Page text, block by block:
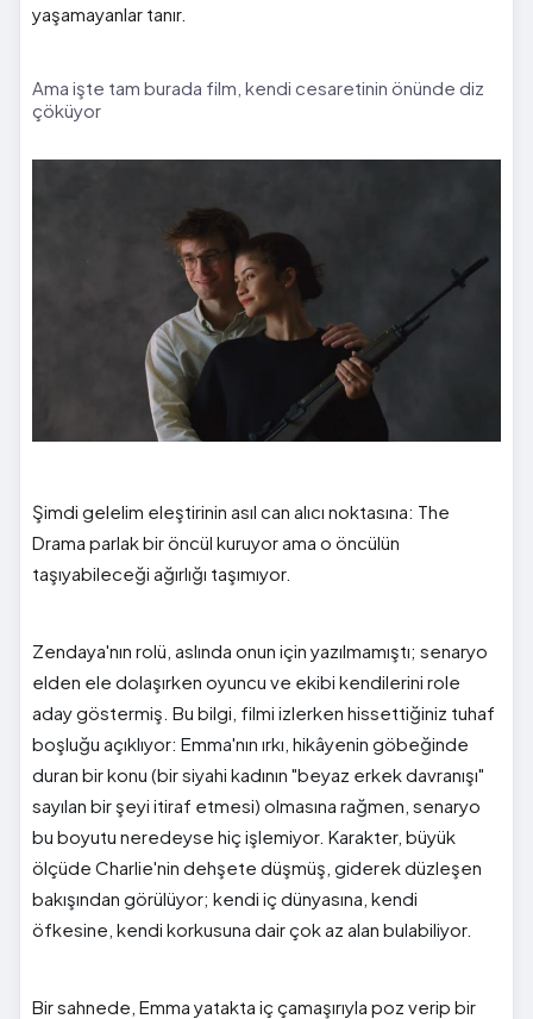
yaşamayanlar tanır.
Ama işte tam burada film, kendi cesaretinin önünde diz
çöküyor
Şimdi gelelim eleştirinin asıl can alıcı noktasına: The
Drama parlak bir öncül kuruyor ama o öncülün
taşıyabileceği ağırlığı taşımıyor.
Zendaya'nın rolü, aslında onun için yazılmamıştı; senaryo
elden ele dolaşırken oyuncu ve ekibi kendilerini role
aday göstermiş. Bu bilgi, filmi izlerken hissettiğiniz tuhaf
boşluğu açıklıyor: Emma'nın ırkı, hikâyenin göbeğinde
duran bir konu (bir siyahi kadının "beyaz erkek davranışı"
sayılan bir şeyi itiraf etmesi) olmasına rağmen, senaryo
bu boyutu neredeyse hiç işlemiyor. Karakter, büyük
ölçüde Charlie'nin dehşete düşmüş, giderek düzleşen
bakışından görülüyor; kendi iç dünyasına, kendi
öfkesine, kendi korkusuna dair çok az alan bulabiliyor.
Bir sahnede, Emma yatakta iç çamaşırıyla poz verip bir